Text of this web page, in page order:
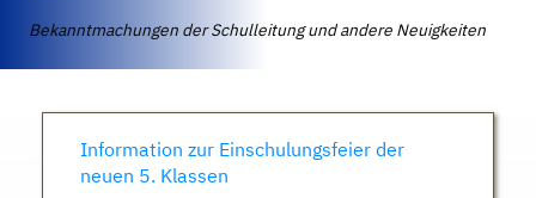
Bekanntmachungen der Schulleitung und andere Neuigkeiten
Information zur Einschulungsfeier der
neuen 5. Klassen